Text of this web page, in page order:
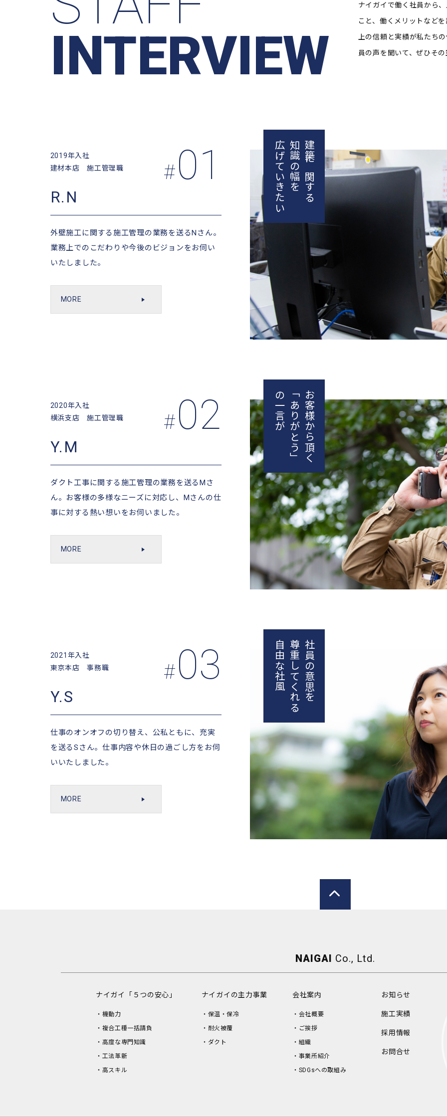
INTERVIEW
ナイガイで働く社員から
こと、働くメリットなど
上の信頼と実績が私たち
員の声を聞いて、ぜひそ
2019年入社
建材本店 施工管理職
R.N
#01
外壁施工に関する施工管理の業務を送るNさん。
業務上でのこだわりや今後のビジョンをお伺い
いたしました。
MORE
建築に関する
知識の幅を
広げていきたい
2020年入社
横浜支店 施工管理職
Y.M
#02
ダクト工事に関する施工管理の業務を送るMさ
ん。お客様の多様なニーズに対応し、Mさんの仕
事に対する熱い想いをお伺いました。
MORE
お客様から頂く
「ありがとう」
の一言が
2021年入社
東京本店 事務職
Y.S
#03
仕事のオンオフの切り替え、公私ともに、充実
を送るSさん。仕事内容や休日の過ごし方をお伺
いいたしました。
MORE
社員の意思を
尊重してくれる
自由な社風
NAIGAI Co., Ltd.
ナイガイ「５つの安心」
機動力
複合工種一括請負
高度な専門知識
工法革新
高スキル
ナイガイの主力事業
保温・保冷
耐火被覆
ダクト
会社案内
会社概要
ご挨拶
組織
事業所紹介
SDGsへの取組み
お知らせ
施工実績
採用情報
お問合せ